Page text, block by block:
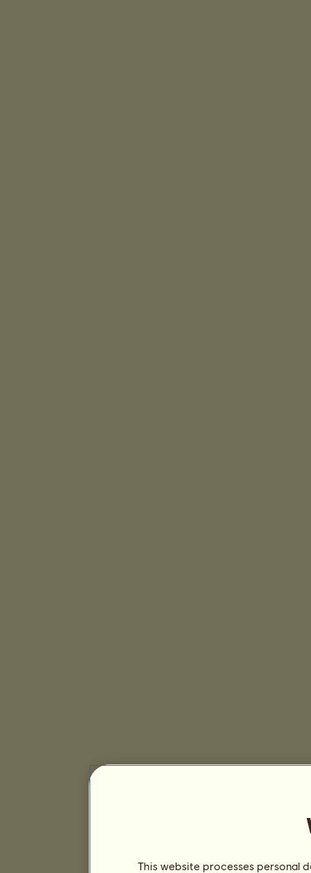
This website processes personal